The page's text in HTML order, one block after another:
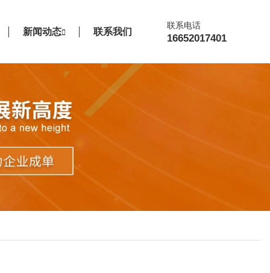
联系电话
16652017401
新闻动态 联系我们